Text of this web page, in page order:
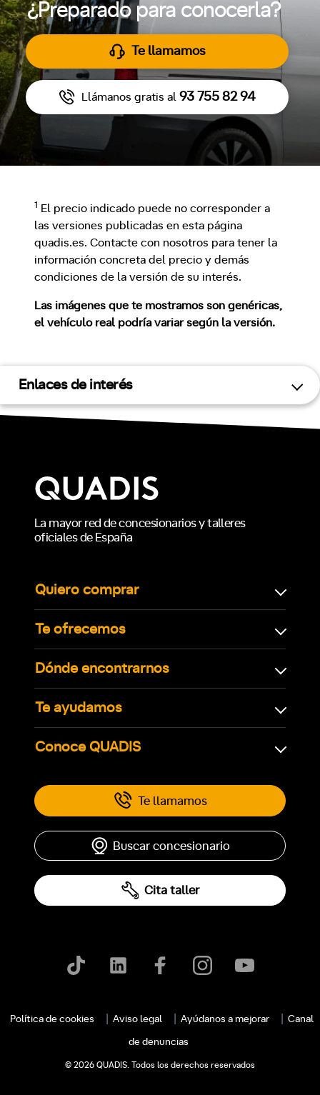
¿Preparado para conocerla?
Te llamamos
Llámanos gratis al 93 755 82 94
1
El precio indicado puede no corresponder a
las versiones publicadas en esta página
quadis.es. Contacte con nosotros para tener la
información concreta del precio y demás
condiciones de la versión de su interés.
Las imágenes que te mostramos son genéricas,
el vehículo real podría variar según la versión.
Enlaces de interés
La mayor red de concesionarios y talleres
oficiales de España
Quiero comprar
Te ofrecemos
Dónde encontrarnos
Te ayudamos
Conoce QUADIS
Te llamamos
Buscar concesionario
Cita taller
Política de cookies Aviso legal Ayúdanos a mejorar Canal
de denuncias
© 2026 QUADIS. Todos los derechos reservados